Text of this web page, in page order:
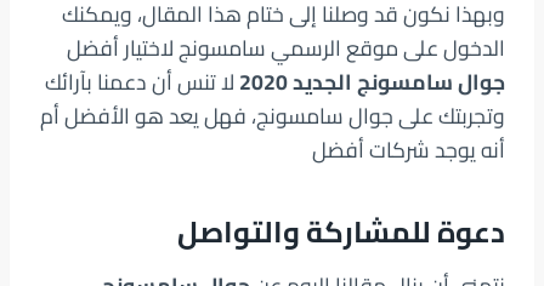
وبهذا نكون قد وصلنا إلى ختام هذا المقال، ويمكنك
الدخول على موقع الرسمي سامسونج لاختيار أفضل
جوال سامسونج الجديد 2020
لا تنس أن دعمنا بآرائك
وتجربتك على جوال سامسونج، فهل يعد هو الأفضل أم
أنه يوجد شركات أفضل
دعوة للمشاركة والتواصل